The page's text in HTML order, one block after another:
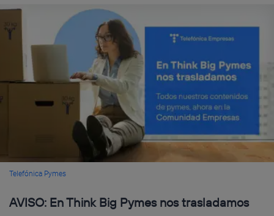
Telefónica Pymes
AVISO: En Think Big Pymes nos trasladamos